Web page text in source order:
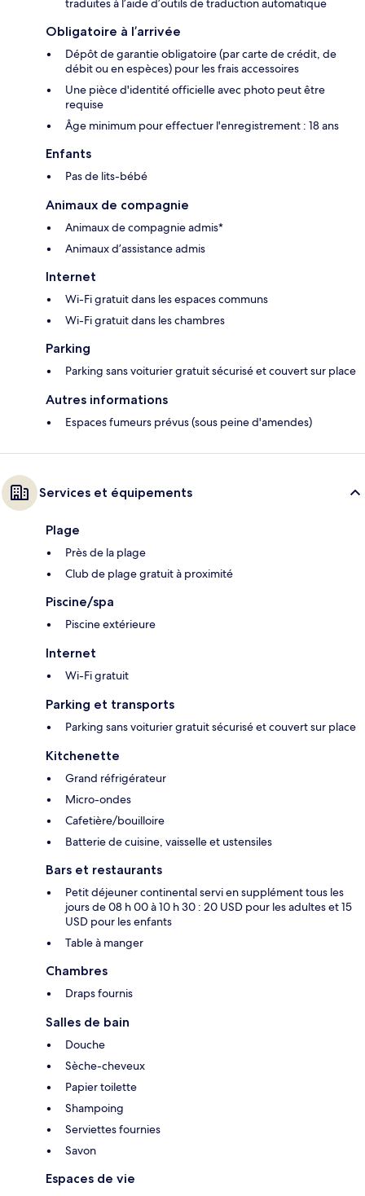
traduites à l’aide d’outils de traduction automatique
Obligatoire à l’arrivée
Dépôt de garantie obligatoire (par carte de crédit, de
débit ou en espèces) pour les frais accessoires
Une pièce d'identité officielle avec photo peut être
requise
Âge minimum pour effectuer l'enregistrement : 18 ans
Enfants
Pas de lits-bébé
Animaux de compagnie
Animaux de compagnie admis*
Animaux d’assistance admis
Internet
Wi-Fi gratuit dans les espaces communs
Wi-Fi gratuit dans les chambres
Parking
Parking sans voiturier gratuit sécurisé et couvert sur place
Autres informations
Espaces fumeurs prévus (sous peine d'amendes)
Services et équipements
Plage
Près de la plage
Club de plage gratuit à proximité
Piscine/spa
Piscine extérieure
Internet
Wi-Fi gratuit
Parking et transports
Parking sans voiturier gratuit sécurisé et couvert sur place
Kitchenette
Grand réfrigérateur
Micro-ondes
Cafetière/bouilloire
Batterie de cuisine, vaisselle et ustensiles
Bars et restaurants
Petit déjeuner continental servi en supplément tous les
jours de 08 h 00 à 10 h 30 : 20 USD pour les adultes et 15
USD pour les enfants
Table à manger
Chambres
Draps fournis
Salles de bain
Douche
Sèche-cheveux
Papier toilette
Shampoing
Serviettes fournies
Savon
Espaces de vie